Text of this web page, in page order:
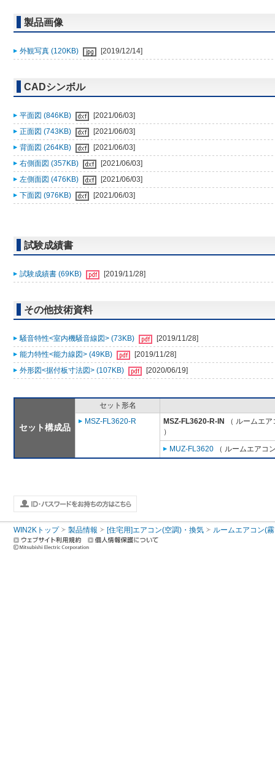
製品画像
外観写真 (120KB) [2019/12/14]
CADシンボル
平面図 (846KB)
[2021/06/03]
正面図 (743KB)
[2021/06/03]
背面図 (264KB)
[2021/06/03]
右側面図 (357KB)
[2021/06/03]
左側面図 (476KB)
[2021/06/03]
下面図 (976KB)
[2021/06/03]
試験成績書
試験成績書 (69KB) [2019/11/28]
その他技術資料
騒音特性<室内機騒音線図> (73KB)
[2019/11/28]
能力特性<能力線図> (49KB)
[2019/11/28]
外形図<据付板寸法図> (107KB)
[2020/06/19]
セット構成品
セット形名
MSZ-FL3620-R
MSZ-FL3620-R-IN
（ ルームエ
）
MUZ-FL3620 （ ルームエアコ
WIN2Kトップ 製品情報 [住宅用]エアコン(空調)・換気 ルームエアコン(